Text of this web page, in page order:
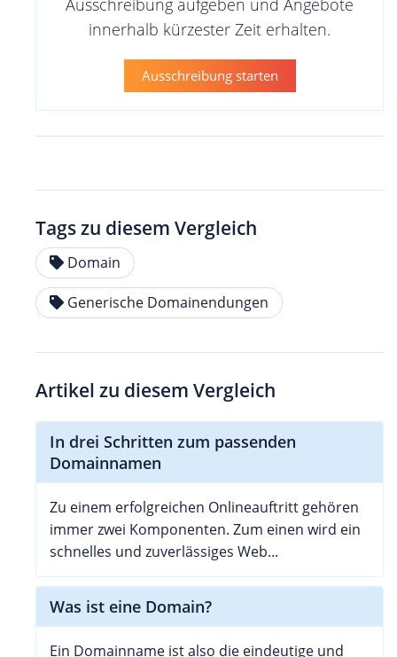
innerhalb kürzester Zeit erhalten.
Ausschreibung starten
Tags zu diesem Vergleich
Domain
Generische Domainendungen
Artikel zu diesem Vergleich
In drei Schritten zum passenden
Domainnamen
Zu einem erfolgreichen Onlineauftritt gehören
immer zwei Komponenten. Zum einen wird ein
schnelles und zuverlässiges Web...
Was ist eine Domain?
Ein Domainname ist also die eindeutige und